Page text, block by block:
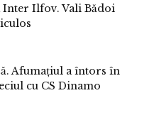
Ilfov. Vali Bădoi
Afumațiul a întors în
cu CS Dinamo